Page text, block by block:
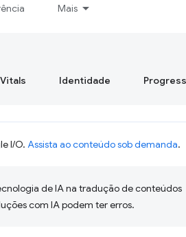
Mais
Identidade
I/O. Assista ao conteúdo sob demanda.
de IA na tradução de conteúdos
com IA podem ter erros.